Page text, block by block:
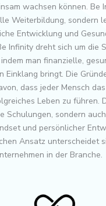
wachsen können. Be
Weiterbildung, sondern
Entwicklung und
Infinity dreht sich um die
man finanzielle,
Einklang bringt. Die
dass jeder Mensch
Leben zu führen.
Schulungen, sondern
und persönlicher
Ansatz unterscheidet
in der Branche.